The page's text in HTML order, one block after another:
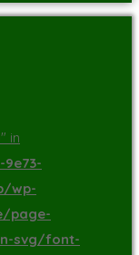
in
wp-
page-
svg/font-